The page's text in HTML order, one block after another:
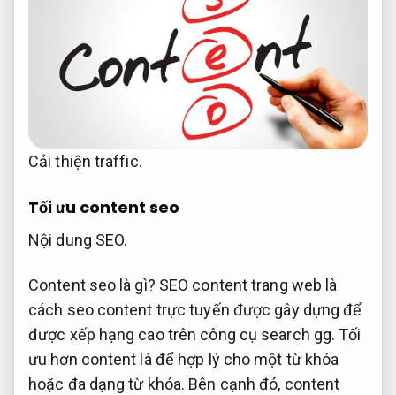
Cải thiện traffic.
Tối ưu content seo
Nội dung SEO.
Content seo là gì? SEO content trang web là
cách seo content trực tuyến được gây dựng để
được xếp hạng cao trên công cụ search gg. Tối
ưu hơn content là để hợp lý cho một từ khóa
hoặc đa dạng từ khóa. Bên cạnh đó, content